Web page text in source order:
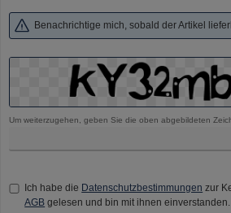
Benachrichtige mich, sobald der Artikel
Um weiterzugehen, geben Sie die oben abgebildeten
Ich habe die Datenschutzbestimmungen zur
AGB gelesen und bin mit ihnen